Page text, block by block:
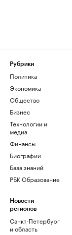
Рубрики
Политика
Экономика
Общество
Бизнес
Технологии и
медиа
Финансы
Биографии
База знаний
РБК Образование
Новости
регионов
Санкт-Петербург
и область